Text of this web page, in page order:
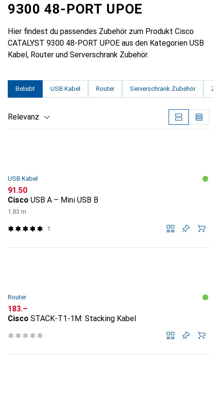
9300 48-PORT UPOE
Hier findest du passendes Zubehör zum Produkt Cisco
CATALYST 9300 48-PORT UPOE aus den Kategorien USB
Kabel, Router und Serverschrank Zubehör.
Beliebt USB Kabel Router Serverschrank Zubehör
Relevanz
USB Kabel
CHF
91.50
Cisco USB A – Mini USB B
1.83 m
1
Router
CHF
183.–
Cisco STACK-T1-1M: Stacking Kabel